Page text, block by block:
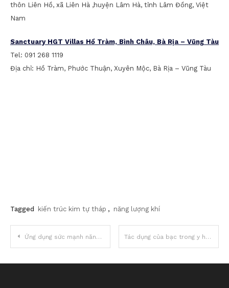
thôn Liên Hồ, xã Liên Hà ,huyện Lâm Hà, tỉnh Lâm Đồng, Việt
Nam
Sanctuary HGT Villas Hồ Tràm, Bình Châu, Bà Rịa – Vũng Tàu
Tel: 091 268 1119
Địa chỉ: Hồ Tràm, Phước Thuận, Xuyên Mộc, Bà Rịa – Vũng Tàu
Tagged kiến trúc kim tự tháp , năng lượng khí
Điều
hướng
Ứng dụng sức mạnh năng lượng Kim Tự Tháp vào cuộc sống hàng ngày Tác dụng của bạc trong y học Đông – Tây